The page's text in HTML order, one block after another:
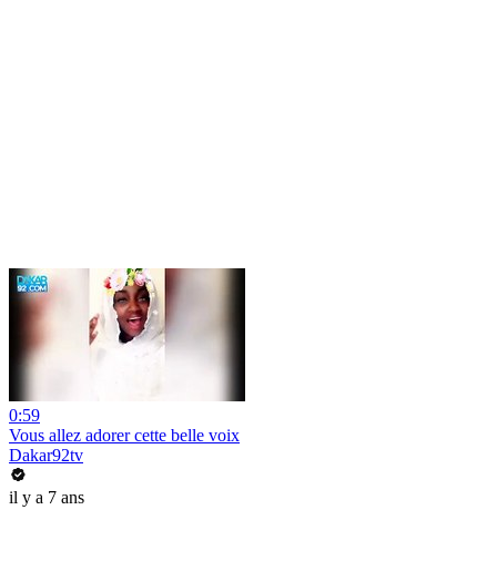
0:59
Vous allez adorer cette belle voix
Dakar92tv
il y a 7 ans